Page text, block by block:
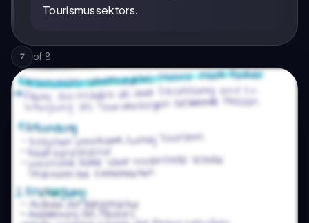
Tourismussektors.
7 of 8